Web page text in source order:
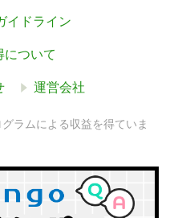
イドライン
について
運営会社
ラムによる収益を得ていま